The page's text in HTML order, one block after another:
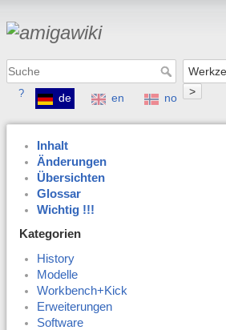
>
? de en no
Inhalt
Änderungen
Übersichten
Glossar
Wichtig !!!
Kategorien
History
Modelle
Workbench+Kick
Erweiterungen
Software